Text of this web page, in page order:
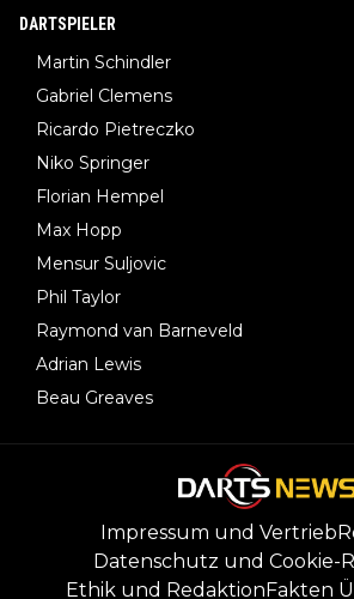
DARTSPIELER
Martin Schindler
Gabriel Clemens
Ricardo Pietreczko
Niko Springer
Florian Hempel
Max Hopp
Mensur Suljovic
Phil Taylor
Raymond van Barneveld
Adrian Lewis
Beau Greaves
Impressum und Vertrieb
Datenschutz und Cookie-
Ethik und RedaktionFakten